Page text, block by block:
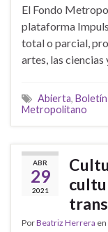
El Fondo
plataforma
total o parcial,
artes, las
Abierta, Boletín
Metropolitano
ABR
29
2021
PorBeatriz Herrera en